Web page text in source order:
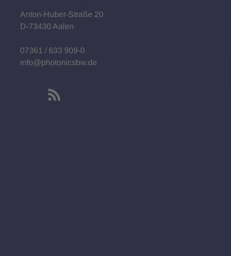
Anton-Huber-Straße 20
D-73430 Aalen
07361 / 633 909-0
info@photonicsbw.de